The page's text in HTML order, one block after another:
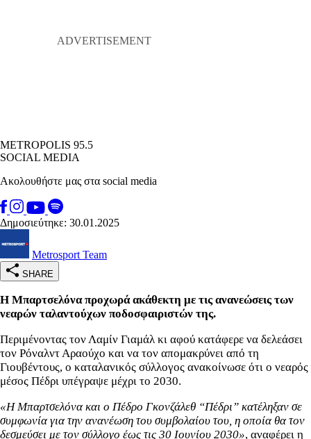
METROPOLIS 95.5
SOCIAL MEDIA
Ακολουθήστε μας στα social media
Δημοσιεύτηκε: 30.01.2025
Metrosport Team
SHARE
Η Μπαρτσελόνα προχωρά ακάθεκτη με τις ανανεώσεις των
νεαρών ταλαντούχων ποδοσφαιριστών της.
Περιμένοντας τον Λαμίν Γιαμάλ κι αφού κατάφερε να δελεάσει
τον Ρόναλντ Αραούχο και να τον απομακρύνει από τη
Γιουβέντους, ο καταλανικός σύλλογος ανακοίνωσε ότι ο νεαρός
μέσος Πέδρι υπέγραψε μέχρι το 2030.
«Η Μπαρτσελόνα και ο Πέδρο Γκονζάλεθ “Πέδρι” κατέληξαν σε
συμφωνία για την ανανέωση του συμβολαίου του, η οποία θα τον
δεσμεύσει με τον σύλλογο έως τις 30 Ιουνίου 2030», αναφέρει η